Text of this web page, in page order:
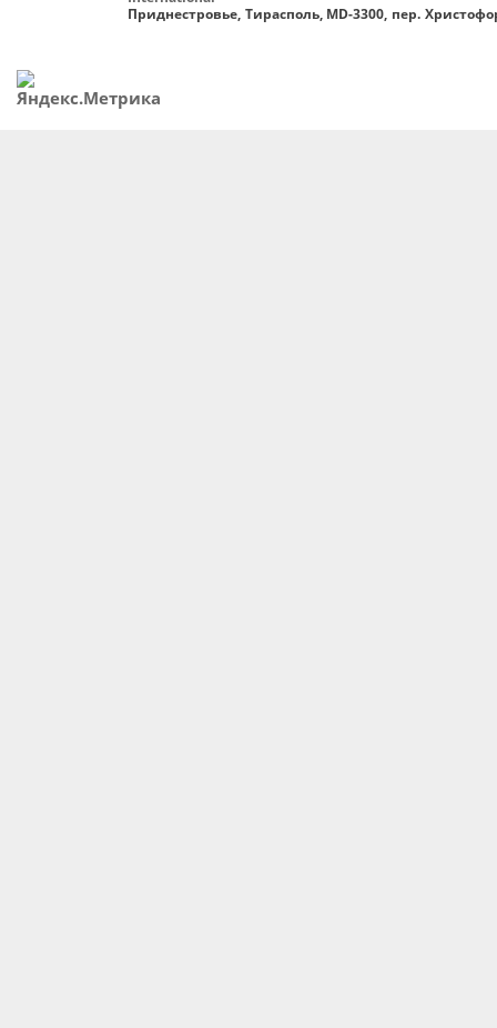
Приднестровье, Тирасполь, MD-3300, пер.